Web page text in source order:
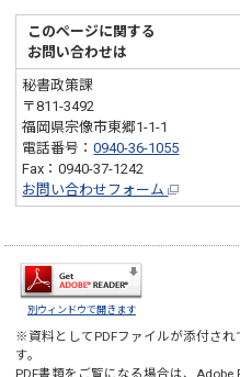
このページに関する
お問い合わせは
秘書政策課
〒811-3492
福岡県宗像市東郷1-1-1
電話番号：0940-36-1055
Fax：0940-37-1242
お問い合わせフォーム
別ウィンドウで開きます
※資料としてPDFファイルが添付され
す。
PDF書類をご覧になる場合は、 Adobe